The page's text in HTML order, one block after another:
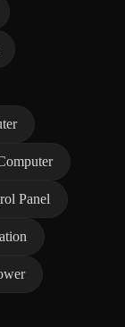
Panel